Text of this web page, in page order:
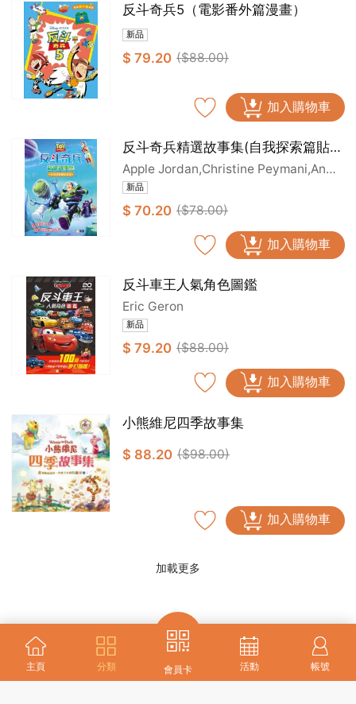
反斗奇兵5（電影番外篇漫畫）
新品
$ 79.20 ($88.00)
加入購物車
反斗奇兵精選故事集(自我探索篇貼紙
版)
Apple Jordan,Christine Peymani,Anni
e Auerbach
新品
$ 70.20 ($78.00)
加入購物車
反斗車王人氣角色圖鑑
Eric Geron
新品
$ 79.20 ($88.00)
加入購物車
小熊維尼四季故事集
$ 88.20 ($98.00)
加入購物車
加載更多
主頁 分類 會員卡 活動 帳號